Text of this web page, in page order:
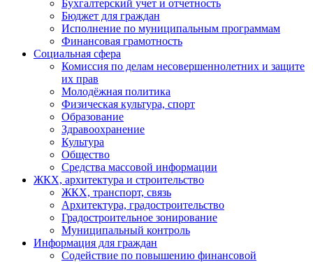
Бухгалтерский учет и отчетность
Бюджет для граждан
Исполнение по муниципальным программам
Финансовая грамотность
Социальная сфера
Комиссия по делам несовершеннолетних и защите
их прав
Молодёжная политика
Физическая культура, спорт
Образование
Здравоохранение
Культура
Общество
Средства массовой информации
ЖКХ, архитектура и строительство
ЖКХ, транспорт, связь
Архитектура, градостроительство
Градостроительное зонирование
Муниципальный контроль
Информация для граждан
Содействие по повышению финансовой